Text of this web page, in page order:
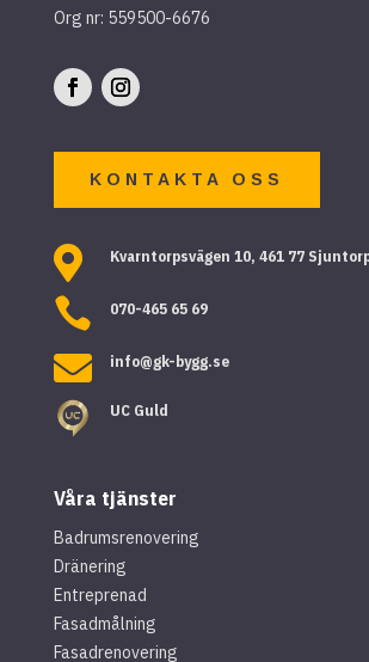
Org nr: 559500-6676
KONTAKTA OSS
 Kvarntorpsvägen 10, 461 77
 070-465 65 69
 info@gk-bygg.se
UC Guld
Våra tjänster
Badrumsrenovering
Dränering
Entreprenad
Fasadmålning
Fasadrenovering